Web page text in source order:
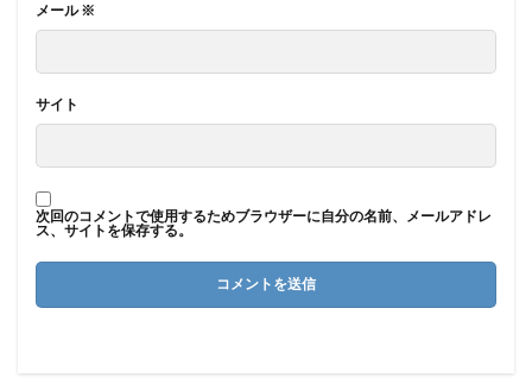
メール※
サイト
次回のコメントで使用するためブラウザーに自分の名前、メールアドレ
ス、サイトを保存する。